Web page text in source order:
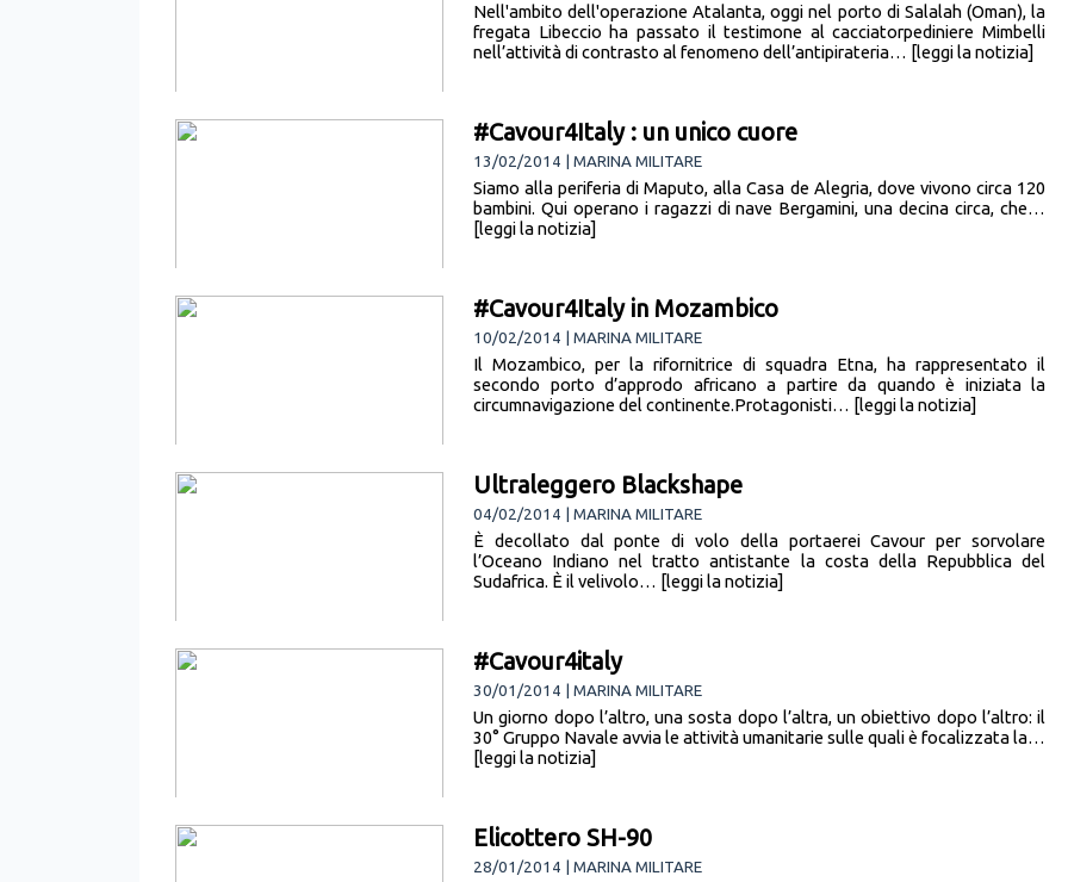
Nell'ambito dell'operazione Atalanta, oggi nel porto di Salalah (Oman), la
fregata Libeccio ha passato il testimone al cacciatorpediniere Mimbelli
nell’attività di contrasto al fenomeno dell’antipirateria… [leggi la notizia]
#Cavour4Italy : un unico cuore
13/02/2014 | MARINA MILITARE
Siamo alla periferia di Maputo, alla Casa de Alegria, dove vivono circa 120
bambini. Qui operano i ragazzi di nave Bergamini, una decina circa, che…
[leggi la notizia]
#Cavour4Italy in Mozambico
10/02/2014 | MARINA MILITARE
Il Mozambico, per la rifornitrice di squadra Etna, ha rappresentato il
secondo porto d’approdo africano a partire da quando è iniziata la
circumnavigazione del continente.Protagonisti… [leggi la notizia]
Ultraleggero Blackshape
04/02/2014 | MARINA MILITARE
È decollato dal ponte di volo della portaerei Cavour per sorvolare
l’Oceano Indiano nel tratto antistante la costa della Repubblica del
Sudafrica. È il velivolo… [leggi la notizia]
#Cavour4italy
30/01/2014 | MARINA MILITARE
Un giorno dopo l’altro, una sosta dopo l’altra, un obiettivo dopo l’altro: il
30° Gruppo Navale avvia le attività umanitarie sulle quali è focalizzata la…
[leggi la notizia]
Elicottero SH-90
28/01/2014 | MARINA MILITARE